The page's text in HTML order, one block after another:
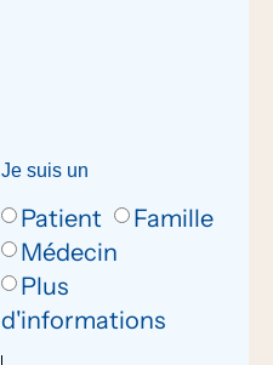
Je suis un
Patient
Famille
Médecin
Plus
d'informations